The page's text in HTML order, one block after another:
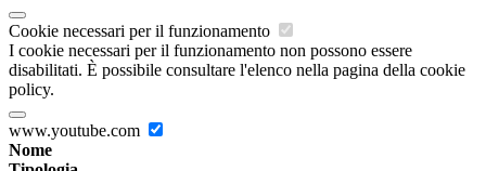
Cookie necessari per il funzionamento
I cookie necessari per il funzionamento non possono essere
disabilitati. È possibile consultare l'elenco nella pagina della cookie
policy.
www.youtube.com
Nome